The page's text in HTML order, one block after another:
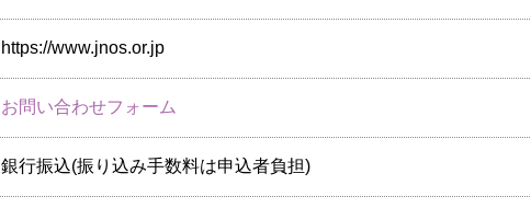
https://www.jnos.or.jp
お問い合わせフォーム
銀行振込(振り込み手数料は申込者負担)